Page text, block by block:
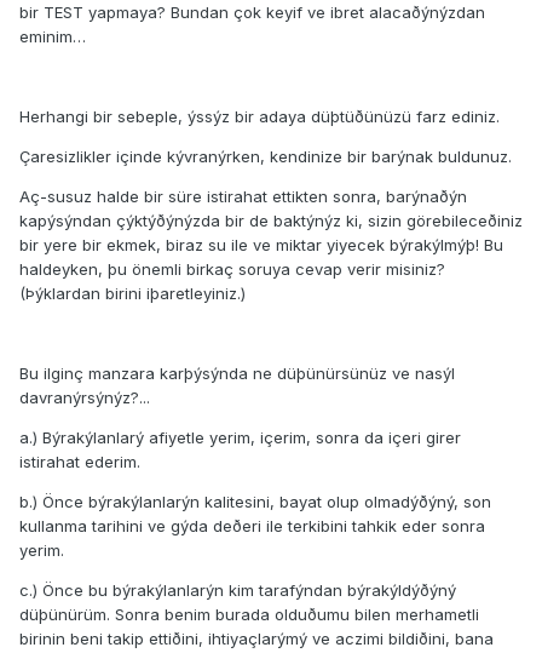
bir TEST yapmaya? Bundan çok keyif ve ibret alacaðýnýzdan
eminim…
Herhangi bir sebeple, ýssýz bir adaya düþtüðünüzü farz ediniz.
Çaresizlikler içinde kývranýrken, kendinize bir barýnak buldunuz.
Aç-susuz halde bir süre istirahat ettikten sonra, barýnaðýn
kapýsýndan çýktýðýnýzda bir de baktýnýz ki, sizin görebileceðiniz
bir yere bir ekmek, biraz su ile ve miktar yiyecek býrakýlmýþ! Bu
haldeyken, þu önemli birkaç soruya cevap verir misiniz?
(Þýklardan birini iþaretleyiniz.)
Bu ilginç manzara karþýsýnda ne düþünürsünüz ve nasýl
davranýrsýnýz?...
a.) Býrakýlanlarý afiyetle yerim, içerim, sonra da içeri girer
istirahat ederim.
b.) Önce býrakýlanlarýn kalitesini, bayat olup olmadýðýný, son
kullanma tarihini ve gýda deðeri ile terkibini tahkik eder sonra
yerim.
c.) Önce bu býrakýlanlarýn kim tarafýndan býrakýldýðýný
düþünürüm. Sonra benim burada olduðumu bilen merhametli
birinin beni takip ettiðini, ihtiyaçlarýmý ve aczimi bildiðini, bana